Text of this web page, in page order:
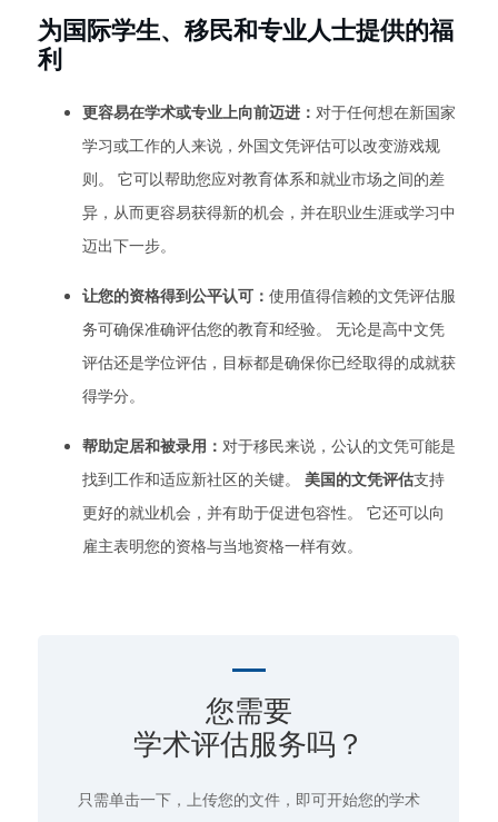
为国际学生、移民和专业人士提供的福
利
更容易在学术或专业上向前迈进： 对于任何想在新国家
学习或工作的人来说，外国文凭评估可以改变游戏规
则。 它可以帮助您应对教育体系和就业市场之间的差
异，从而更容易获得新的机会，并在职业生涯或学习中
迈出下一步。
让您的资格得到公平认可： 使用值得信赖的文凭评估服
务可确保准确评估您的教育和经验。 无论是高中文凭
评估还是学位评估，目标都是确保你已经取得的成就获
得学分。
帮助定居和被录用： 对于移民来说，公认的文凭可能是
找到工作和适应新社区的关键。 美国的文凭评估支持
更好的就业机会，并有助于促进包容性。 它还可以向
雇主表明您的资格与当地资格一样有效。
您需要
学术评估服务吗？
只需单击一下，上传您的文件，即可开始您的学术